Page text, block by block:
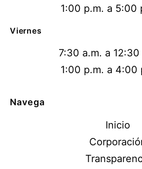
1:00 p.m. a 5:00
Viernes
7:30 a.m. a 12:30
1:00 p.m. a 4:00
Navega
Inicio